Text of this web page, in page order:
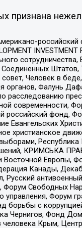
признана
российский
INVESTMENT
сотрудничества,
Штатов,
Человек в
органов, Фалунь
расследованию
современности,
российский фонд,
Евангельских
христианское
КРИМСЬКА
Восточной Европы,
Канады,
Форум Свободных
управления, Форум
борьбы с
Чернигов, Фонд
Крым,